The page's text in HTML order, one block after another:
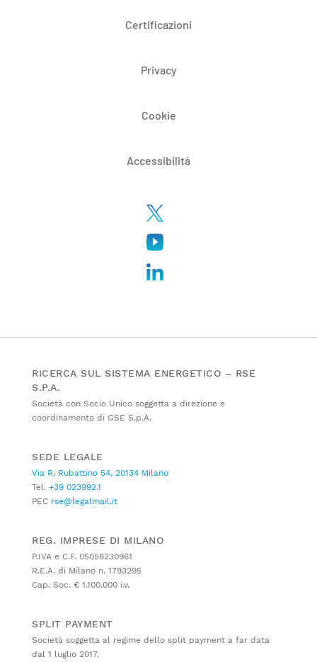
Certificazioni
Privacy
Cookie
Accessibilità
RICERCA SUL SISTEMA ENERGETICO – RSE
S.P.A.
Società con Socio Unico soggetta a direzione e
coordinamento di GSE S.p.A.
SEDE LEGALE
Via R. Rubattino 54, 20134 Milano
Tel. +39 023992.1
PEC rse@legalmail.it
REG. IMPRESE DI MILANO
P.IVA e C.F. 05058230961
R.E.A. di Milano n. 1793295
Cap. Soc. € 1.100.000 i.v.
SPLIT PAYMENT
Società soggetta al regime dello split payment a far data
dal 1 luglio 2017.